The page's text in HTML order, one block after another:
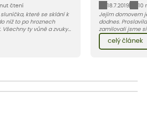
čtení
které se sklání k
níž to po hroznech
Všechny ty vůně a zvuky
rybízu do kuchyně
a radost. A taky trochu
při mlsání babiččina
18.7.2019
10
Jejím domovem
dodnes.
zamilovali jsme
Evropy. Koneckonců, i Petr Hapka
slavnou písničku
zpěvačky Hany
celý článek